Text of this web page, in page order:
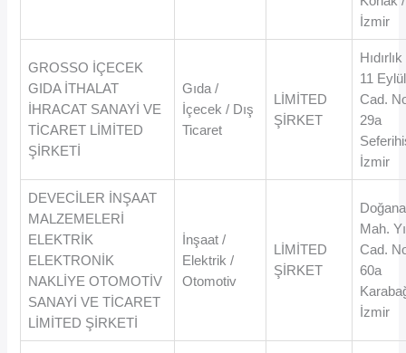
İzmir
GROSSO İÇECEK
GIDA İTHALAT
İHRACAT SANAYİ VE
TİCARET LİMİTED
ŞİRKETİ
Gıda /
İçecek / Dış
Ticaret
LİMİTED
ŞİRKET
11 Eylül
Cad.
29a
İzmir
DEVECİLER İNŞAAT
MALZEMELERİ
ELEKTRİK
ELEKTRONİK
NAKLİYE OTOMOTİV
SANAYİ VE TİCARET
LİMİTED ŞİRKETİ
İnşaat /
Elektrik /
Otomotiv
LİMİTED
ŞİRKET
Mah.
Cad.
60a
İzmir